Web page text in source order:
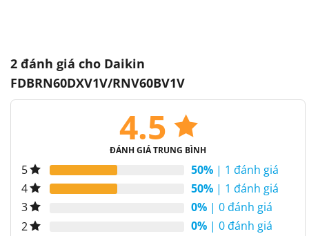
2 đánh giá cho Daikin
FDBRN60DXV1V/RNV60BV1V
4.5
ĐÁNH GIÁ TRUNG BÌNH
5 50% | 1 đánh giá
4
50% | 1 đánh giá
3
0% | 0 đánh giá
2
0% | 0 đánh giá